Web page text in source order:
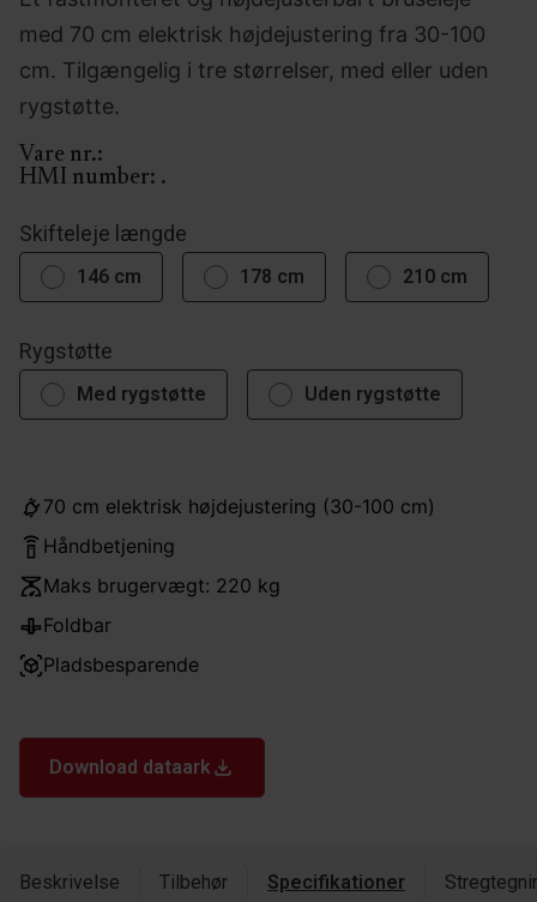
med 70 cm elektrisk højdejustering fra 30-100
cm. Tilgængelig i tre størrelser, med eller uden
rygstøtte.
Vare nr.:
HMI number: .
Skifteleje længde
146 cm 178 cm 210 cm
Rygstøtte
Med rygstøtte Uden rygstøtte
70 cm elektrisk højdejustering (30-100 cm)
Håndbetjening
Maks brugervægt: 220 kg
Foldbar
Pladsbesparende
Download dataark
Beskrivelse Tilbehør Specifikationer